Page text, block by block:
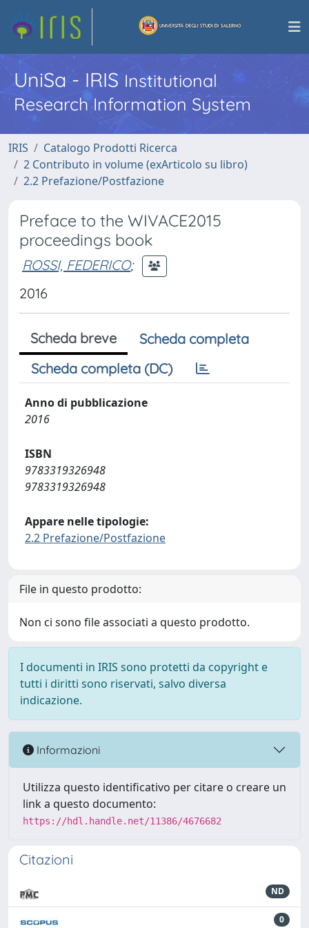
UniSa - IRISInstitutional
Research Information System
IRIS
Catalogo Prodotti Ricerca
2 Contributo in volume (exArticolo su libro)
2.2 Prefazione/Postfazione
Preface to the WIVACE2015
proceedings book
ROSSI, FEDERICO;
2016
Scheda breve
Scheda completa
Scheda completa (DC)
Anno di pubblicazione
2016
ISBN
9783319326948
9783319326948
Appare nelle tipologie:
2.2 Prefazione/Postfazione
File in questo prodotto:
Non ci sono file associati a questo prodotto.
I documenti in IRIS sono protetti da copyright e
tutti i diritti sono riservati, salvo diversa
indicazione.
Informazioni
Utilizza questo identificativo per citare o creare un
link a questo documento:
https://hdl.handle.net/11386/4676682
Citazioni
ND
0